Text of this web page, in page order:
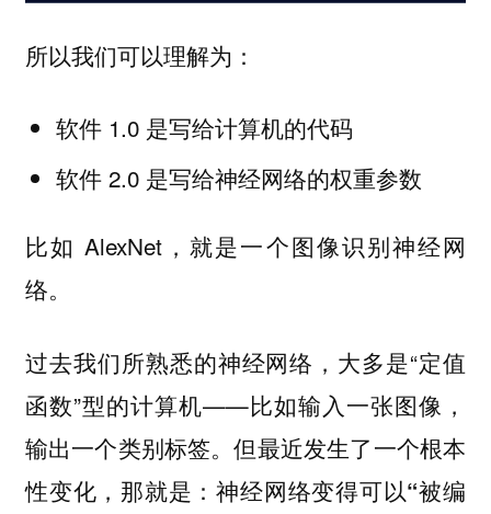
所以我们可以理解为：
软件 1.0 是写给计算机的代码
软件 2.0 是写给神经网络的权重参数
比如 AlexNet，就是一个图像识别神经网
络。
过去我们所熟悉的神经网络，大多是“定值
函数”型的计算机——比如输入一张图像，
输出一个类别标签。但最近发生了一个根本
性变化，那就是：神经网络变得可以“被编